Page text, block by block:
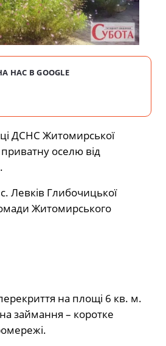
НАС В GOOGLE
ДСНС Житомирської
оселю від
Левків Глибочицької
Житомирського
на площі 6 кв. м.
займання – коротке